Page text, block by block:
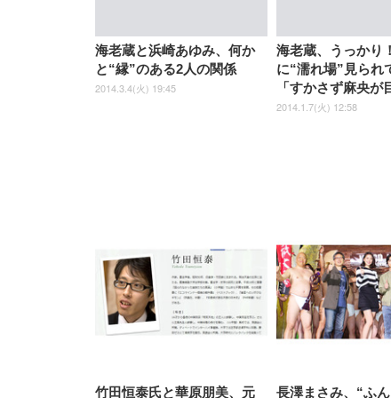
海老蔵と浜崎あゆみ、何か
と“縁”のある2人の関係
2014.3.4(火) 19:45
海老蔵、うっか
に“濡れ場”見ら
「すかさず麻央が
2014.1.7(火) 12:58
竹田恒泰氏と華原朋美、元 長澤まさみ、“ふ